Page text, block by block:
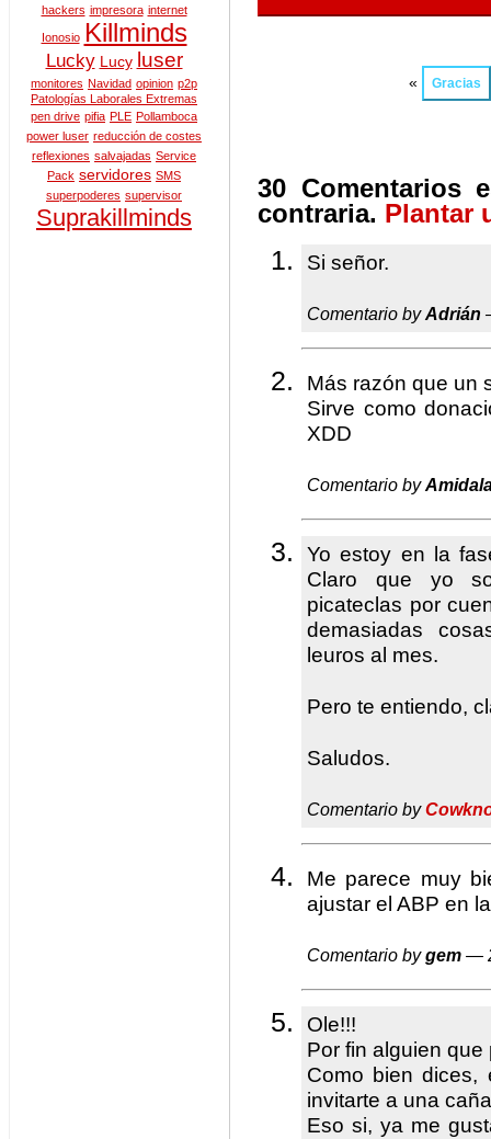
hackers impresora internet
Ionosio Killminds
Lucky Lucy luser
monitores Navidad opinion p2p
Patologías Laborales Extremas
pen drive pifia PLE Pollamboca
power luser reducción de costes
reflexiones salvajadas Service
Pack servidores SMS
superpoderes supervisor
Suprakillminds
« Gracias
30 Comentarios
contraria. Plantar
Si señor.
Comentario byAdrián
Más razón que un
Sirve como
XDD
Comentario by
Yo estoy en la
Claro que yo
picateclas por
demasiadas
leuros al mes.
Pero te entiendo,
Saludos.
Comentario by
Me parece muy
ajustar el ABP en
Comentario bygem —
Ole!!!
Por fin alguien que
Como bien
invitarte a una
Eso si, ya me